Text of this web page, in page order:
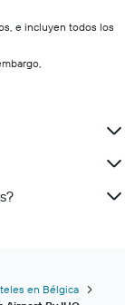
e incluyen todos los
en Bélgica